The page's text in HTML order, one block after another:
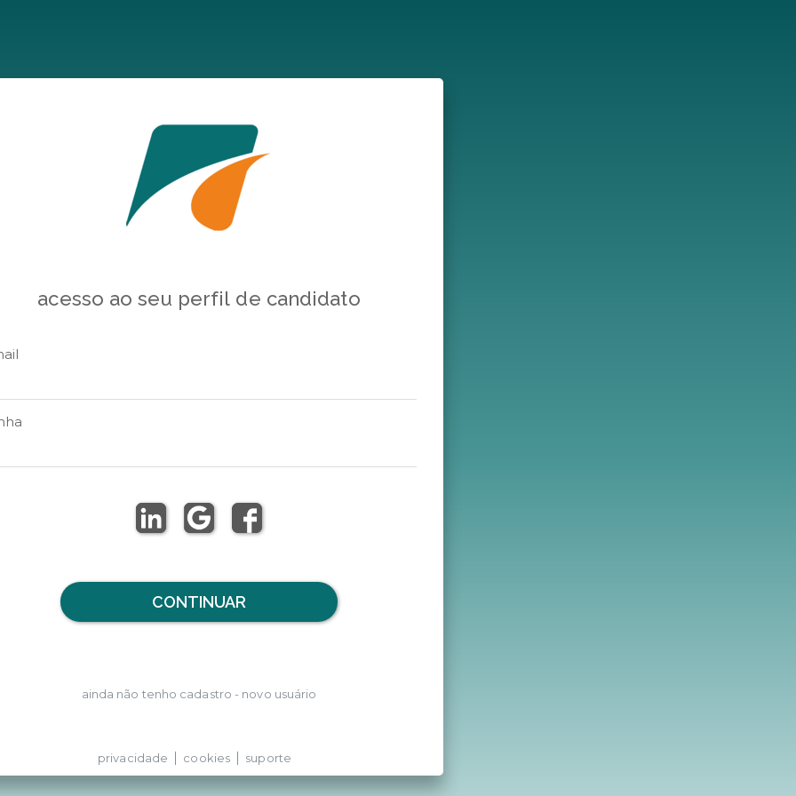
acesso ao seu perfil de candidato
CONTINUAR
ainda não tenho cadastro - novo usuário
privacidade cookies suporte